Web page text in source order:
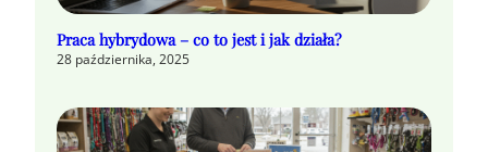
Praca hybrydowa – co to jest i jak działa?
28 października, 2025